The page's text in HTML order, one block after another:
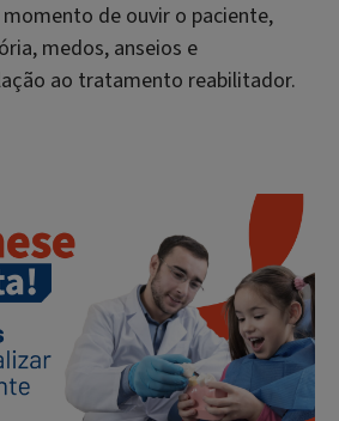
de ouvir o paciente,
medos, anseios e
ao tratamento reabilitador.